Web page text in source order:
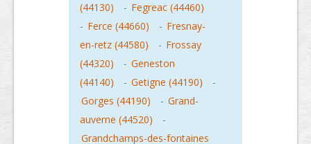
(44130)
- Fegreac (44460)
- Ferce (44660) - Fresnay-
en-retz (44580)
- Frossay
(44320)
- Geneston
(44140)
- Getigne (44190)
-
Gorges (44190)
- Grand-
auverne (44520)
-
Grandchamps-des-fontaines